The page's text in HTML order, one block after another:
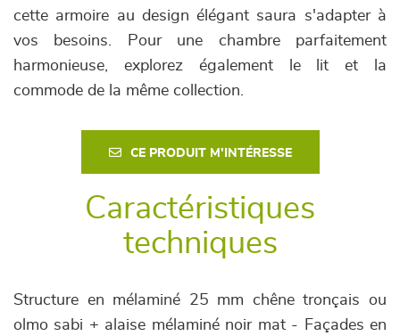
cette armoire au design élégant saura s'adapter à
vos besoins. Pour une chambre parfaitement
harmonieuse, explorez également le lit et la
commode de la même collection.
CE PRODUIT M'INTÉRESSE
Caractéristiques
techniques
Structure en mélaminé 25 mm chêne tronçais ou
olmo sabi + alaise mélaminé noir mat - Façades en